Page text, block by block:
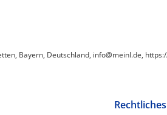
Bayern, Deutschland, info@meinl.de,
Rechtliches